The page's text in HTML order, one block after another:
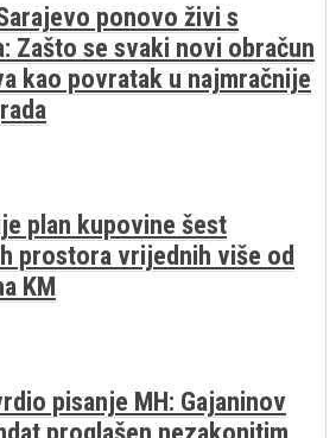
ponovo živi s
Zašto se svaki novi obračun
kao povratak u najmračnije
plan kupovine šest
prostora vrijednih više od
KM
pisanje MH: Gajaninov